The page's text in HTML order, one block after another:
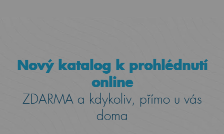
Nový katalog k prohlédnutí
online
ZDARMA a kdykoliv, přímo u vás
doma